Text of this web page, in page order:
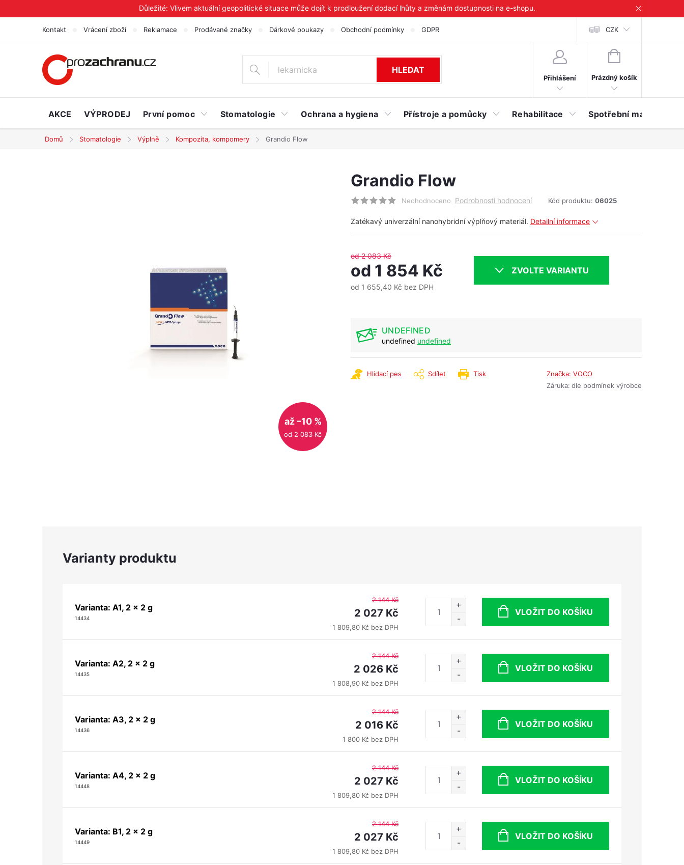
Důležité: Vlivem aktuální geopolitické situace může dojít k prodloužení dodací lhůty a změnám dostupnosti na e-shopu.
Kontakt Vrácení zboží Reklamace Prodávané značky Dárkové poukazy Obchodní podmínky GDPR CZK
HLEDAT
Přihlášení
NÁKUPNÍ
Prázdný košík
AKCE VÝPRODEJ První pomoc Stomatologie Ochrana a hygiena Přístroje a pomůcky Rehabilitace Spotřební materiál
Domů Stomatologie Výplně Kompozita, kompomery Grandio Flow
od 2 083 Kč
až –10 %
Grandio Flow
Neohodnoceno Podrobnosti hodnocení Kód produktu: 06025
Zatékavý univerzální nanohybridní výplňový materiál. Detailní informace
od 2 083 Kč
od 1 854 Kč
od 1 655,40 Kč bez DPH
ZVOLTE VARIANTU
UNDEFINED
undefined undefined
Tisk
Hlídací pes Sdílet Značka: VOCO
Záruka: dle podmínek výrobce
Varianta: A1, 2 x 2 g
14434
2 144 Kč
2 027 Kč
1 809,80 Kč bez DPH
VLOŽIT DO KOŠÍKU
Varianta: A2, 2 x 2 g
14435
2 144 Kč
2 026 Kč
1 808,90 Kč bez DPH
VLOŽIT DO KOŠÍKU
Varianta: A3, 2 x 2 g
14436
2 144 Kč
2 016 Kč
1 800 Kč bez DPH
VLOŽIT DO KOŠÍKU
Varianta: A4, 2 x 2 g
14448
2 144 Kč
2 027 Kč
1 809,80 Kč bez DPH
VLOŽIT DO KOŠÍKU
Varianta: B1, 2 x 2 g
14449
2 144 Kč
2 027 Kč
1 809,80 Kč bez DPH
VLOŽIT DO KOŠÍKU